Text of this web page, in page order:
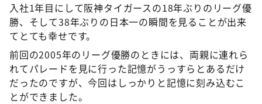
入社1年目にして阪神タイガースの18年ぶりのリーグ優
勝、そして38年ぶりの日本一の瞬間を見ることが出来
てとても幸せです。
前回の2005年のリーグ優勝のときには、両親に連れら
れてパレードを見に行った記憶がうっすらとあるだけ
だったのですが、今回はしっかりと記憶に刻み込むこ
とができました。